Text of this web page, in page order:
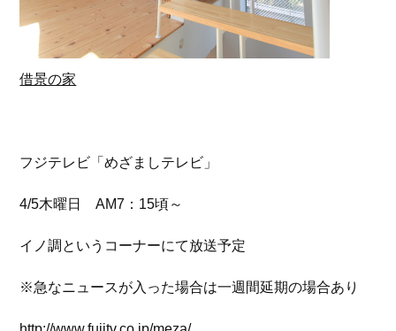
借景の家
フジテレビ「めざましテレビ」
4/5木曜日 AM7：15頃～
イノ調というコーナーにて放送予定
※急なニュースが入った場合は一週間延期の場合あり